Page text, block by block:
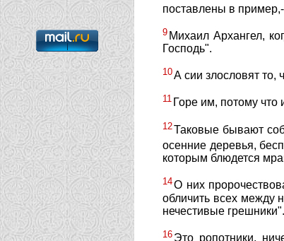
поставлены в пример,-
9 Михаил Архангел,
Господь".
10А сии злословят то,
11 Горе им, потому
12Таковые бывают
осенние деревья,
которым блюдется
14О них
обличить всех между
нечестивые грешники".
16 Это ропотники,